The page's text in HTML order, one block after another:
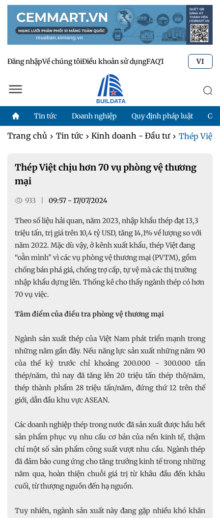
Đăng nhậpVề chúng tôiĐiều khoản sử dụngFAQTư vấn kỹ thuật
VI
Tin tức Doanh nghiệp Quy định pháp luật
Trang chủ Tin tức Kinh doanh - Đầu tư Thép Việt
Thép Việt chịu hơn 70 vụ phòng vệ thương
mại
933 09:57 - 17/07/2024
Theo số liệu hải quan, năm 2023, nhập khẩu thép đạt 13,3
triệu tấn, trị giá trên 10,4 tỷ USD, tăng 14,1% về lượng so với
năm 2022. Mặc dù vậy, ở kênh xuất khẩu, thép Việt đang
“oằn mình” vì các vụ phòng vệ thương mại (PVTM), gồm
chống bán phá giá, chống trợ cấp, tự vệ mà các thị trường
nhập khẩu dựng lên. Thống kê cho thấy ngành thép có hơn
70 vụ việc.
Tâm điểm của điều tra phòng vệ thương mại
Ngành sản xuất thép của Việt Nam phát triển mạnh trong
những năm gần đây. Nếu năng lực sản xuất những năm 90
của thế kỷ trước chỉ khoảng 200.000 - 300.000 tấn
thép/năm, thì nay đã tăng lên 20 triệu tấn thép thô/năm,
thép thành phẩm 28 triệu tấn/năm, đứng thứ 12 trên thế
giới, dẫn đầu khu vực ASEAN.
Các doanh nghiệp thép trong nước đã sản xuất được hầu hết
sản phẩm phục vụ nhu cầu cơ bản của nền kinh tế, thậm
chí một số sản phẩm công suất vượt nhu cầu. Ngành thép
đã đảm bảo cung ứng cho tăng trưởng kinh tế trong những
năm qua, hoàn thiện chuỗi giá trị từ khâu đầu đến khâu
cuối, từ thượng nguồn đến hạ nguồn.
Tuy nhiên, ngành sản xuất này đang gặp nhiều khó khăn